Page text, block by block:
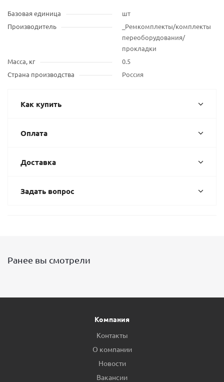
Базовая единица
шт
Производитель
_Ремкомплекты/комплекты
переоборудования/
прокладки
Масса, кг
0.5
Страна производства
Россия
Как купить
Оплата
Доставка
Задать вопрос
Ранее вы смотрели
Компания
Контакты
О компании
Новости
Вакансии